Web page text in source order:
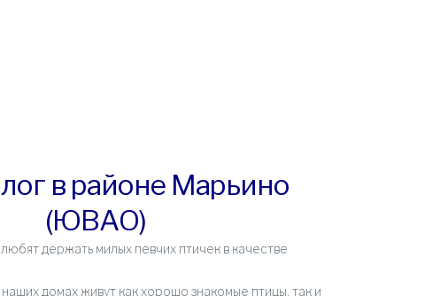
в районе Марьино
(ЮВАО)
держать милых певчих птичек в качестве
домах живут как хорошо знакомые птицы, так и